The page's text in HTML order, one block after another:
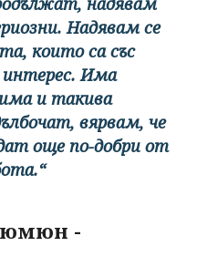
Надявам се
които са със
интерес. Има
и такива
вярвам, че
още по-добри от
-